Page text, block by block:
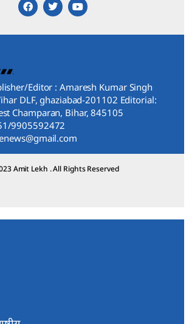
Editor : Amaresh Kumar Singh
DLF, ghaziabad-201102 Editorial:
Champaran, Bihar, 845105
9905592472
Amit Lekh . All Rights Reserved